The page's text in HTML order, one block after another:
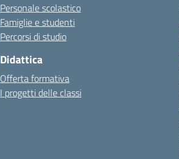
Personale scolastico
Famiglie e studenti
Percorsi di studio
Didattica
Offerta formativa
I progetti delle classi